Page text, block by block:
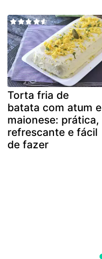
Torta fria de
batata com atum e
maionese: prática,
refrescante e fácil
de fazer